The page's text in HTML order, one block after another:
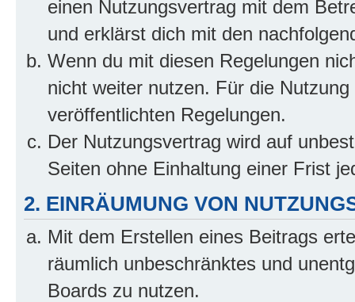
einen Nutzungsvertrag mit dem
und erklärst dich mit den
Wenn du mit diesen Regelungen
nicht weiter nutzen. Für die
veröffentlichten Regelungen.
Der Nutzungsvertrag wird auf
Seiten ohne Einhaltung einer Frist
2. EINRÄUMUNG VON
Mit dem Erstellen eines Beitrags
räumlich unbeschränktes und
Boards zu nutzen.